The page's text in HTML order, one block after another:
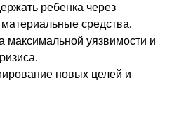
ребенка через
средства.
максимальной уязвимости и
новых целей и